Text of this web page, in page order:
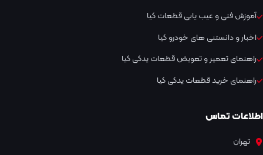
آموزش فنی و عیب یابی قطعات کیا
اخبار و دانستنی های خودرو کیا
راهنمای تعمیر و تعویض قطعات یدکی کیا
راهنمای خرید قطعات یدکی کیا
اطلاعات تماس
تهران